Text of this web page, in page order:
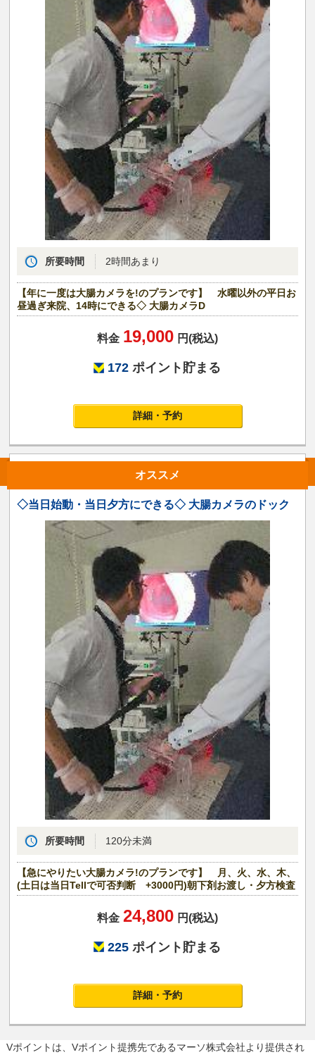
所要時間 2時間あまり
【年に一度は大腸カメラを!のプランです】 水曜以外の平日お
昼過ぎ来院、14時にできる◇ 大腸カメラD
料金 19,000 円(税込)
172 ポイント貯まる
詳細・予約
オススメ
◇当日始動・当日夕方にできる◇ 大腸カメラのドック
所要時間 120分未満
【急にやりたい大腸カメラ!のプランです】 月、火、水、木、
(土日は当日Tellで可否判断 +3000円)朝下剤お渡し・夕方検査
料金 24,800 円(税込)
225 ポイント貯まる
詳細・予約
Vポイントは、Vポイント提携先であるマーソ株式会社より提供され